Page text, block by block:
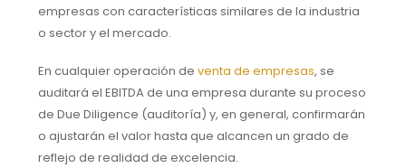
empresas con características similares de la industria
o sector y el mercado.
En cualquier operación deventa de empresas, se
auditará el EBITDA de una empresa durante su proceso
de Due Diligence (auditoría) y, en general, confirmarán
o ajustarán el valor hasta que alcancen un grado de
reflejo de realidad de excelencia.